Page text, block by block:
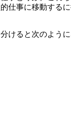
仕事に移動する
けると次のように